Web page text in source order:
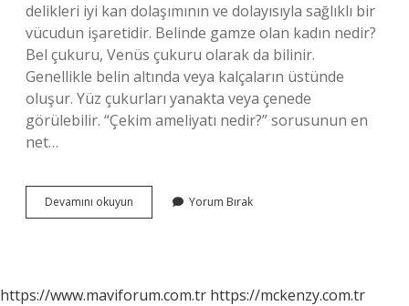
delikleri iyi kan dolaşımının ve dolayısıyla sağlıklı bir
vücudun işaretidir. Belinde gamze olan kadın nedir?
Bel çukuru, Venüs çukuru olarak da bilinir.
Genellikle belin altında veya kalçaların üstünde
oluşur. Yüz çukurları yanakta veya çenede
görülebilir. “Çekim ameliyatı nedir?” sorusunun en
net…
Devamını okuyun
Gamzesi
Yorum Bırak
https://www.maviforum.com.tr https://mckenzy.com.tr